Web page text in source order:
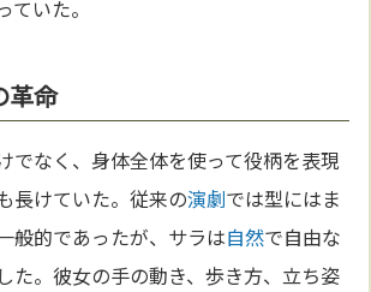
ていた。
革命
でなく、身体全体を使って役柄を表現
長けていた。従来の演劇では型にはま
般的であったが、サラは自然で自由な
た。彼女の手の動き、歩き方、立ち姿